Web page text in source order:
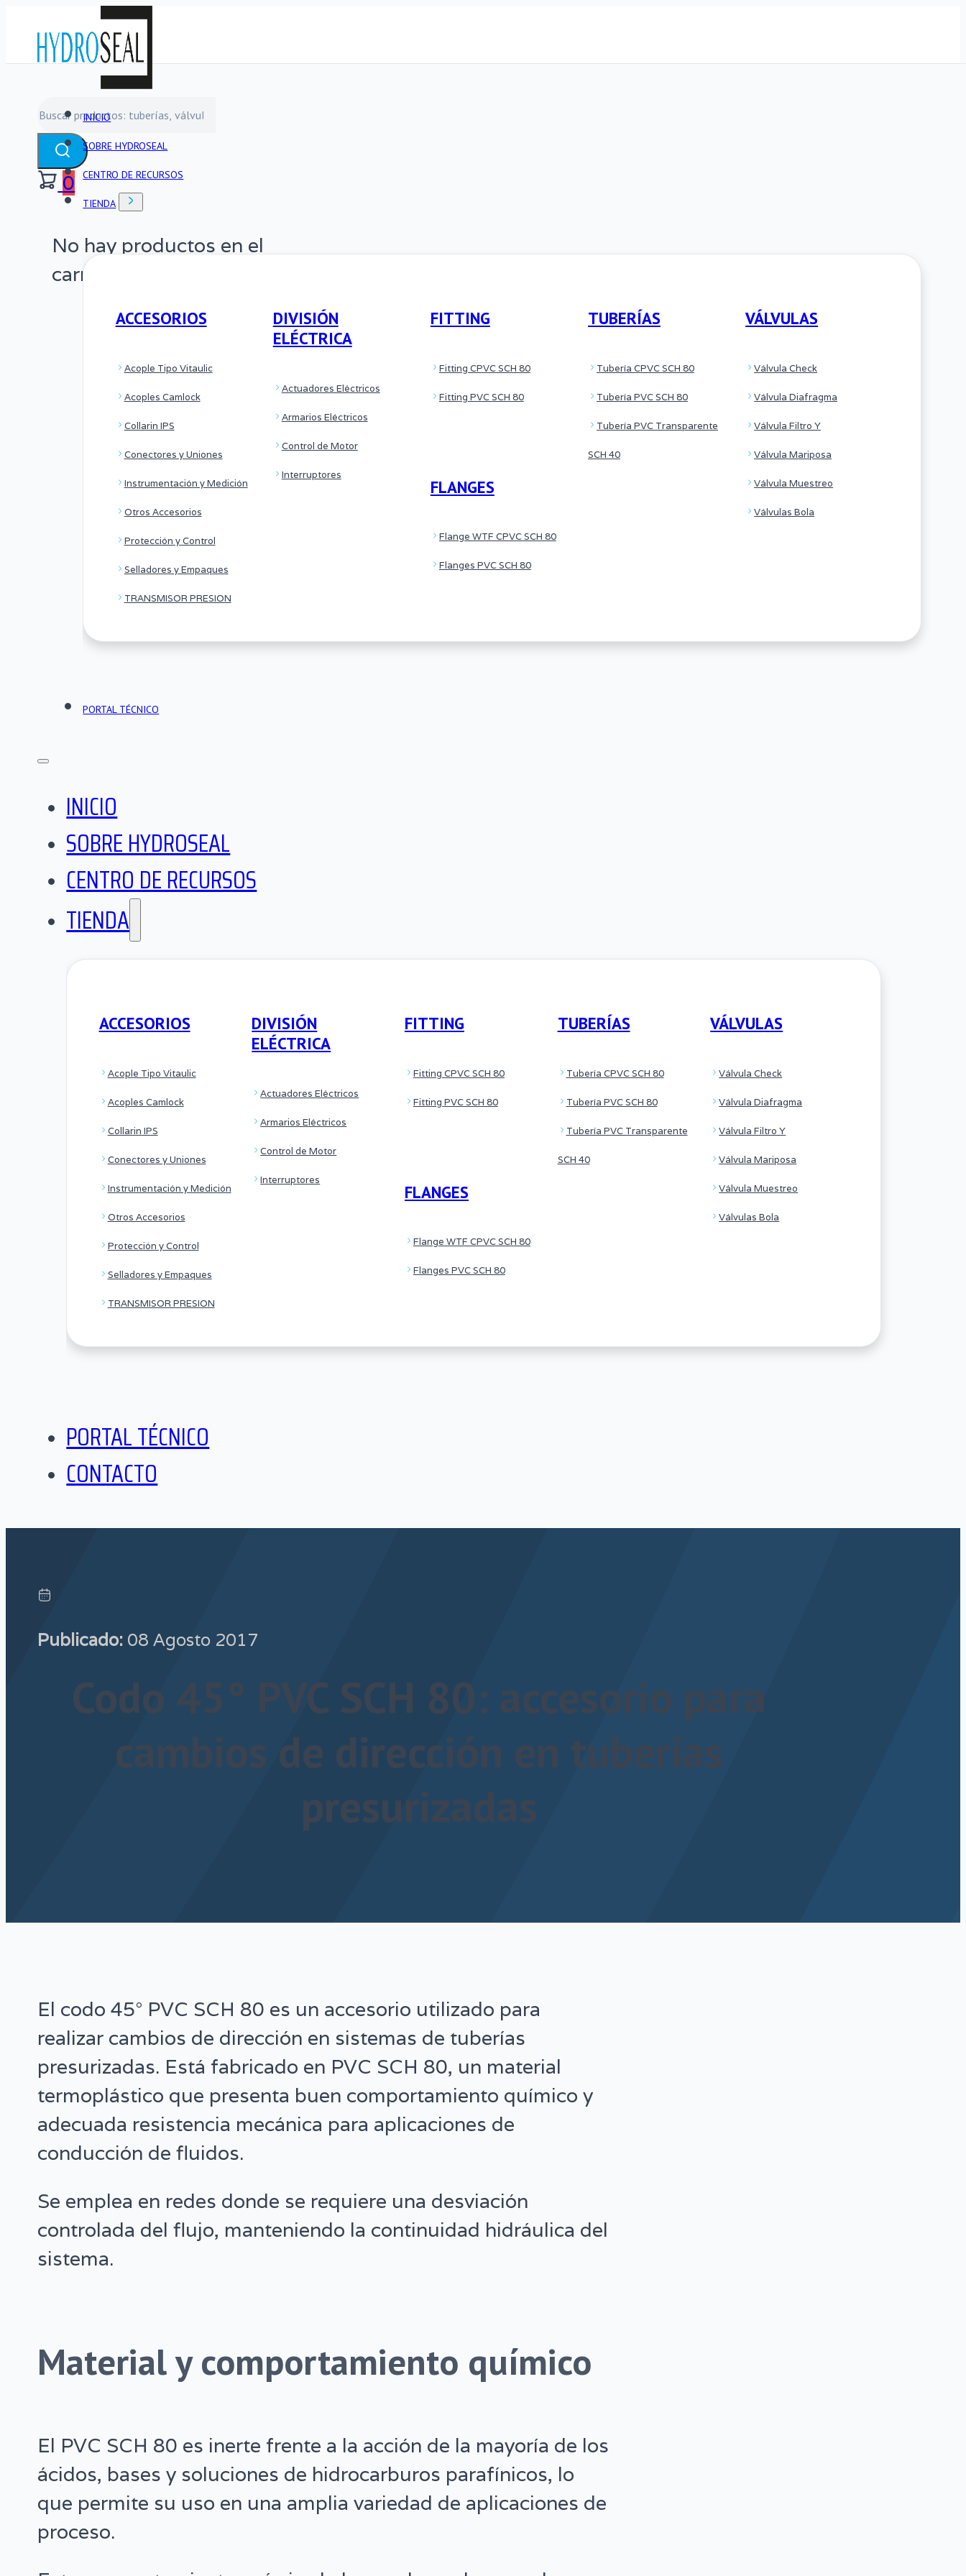
Buscar
0
No hay productos en el
carrito.
INICIO
SOBRE HYDROSEAL
CENTRO DE RECURSOS
TIENDA
ACCESORIOS
Acople Tipo Vitaulic
Acoples Camlock
Collarin IPS
Conectores y Uniones
Instrumentación y Medición
Otros Accesorios
Protección y Control
Selladores y Empaques
TRANSMISOR PRESION
DIVISIÓN
ELÉCTRICA
Actuadores Eléctricos
Armarios Eléctricos
Control de Motor
Interruptores
FITTING
Fitting CPVC SCH 80
Fitting PVC SCH 80
FLANGES
Flange WTF CPVC SCH 80
Flanges PVC SCH 80
TUBERÍAS
Tubería CPVC SCH 80
Tubería PVC SCH 80
Tubería PVC Transparente
SCH 40
VÁLVULAS
Válvula Check
Válvula Diafragma
Válvula Filtro Y
Válvula Mariposa
Válvula Muestreo
Válvulas Bola
PORTAL TÉCNICO
INICIO
SOBRE HYDROSEAL
CENTRO DE RECURSOS
TIENDA
ACCESORIOS
Acople Tipo Vitaulic
Acoples Camlock
Collarin IPS
Conectores y Uniones
Instrumentación y Medición
Otros Accesorios
Protección y Control
Selladores y Empaques
TRANSMISOR PRESION
DIVISIÓN
ELÉCTRICA
Actuadores Eléctricos
Armarios Eléctricos
Control de Motor
Interruptores
FITTING
Fitting CPVC SCH 80
Fitting PVC SCH 80
FLANGES
Flange WTF CPVC SCH 80
Flanges PVC SCH 80
TUBERÍAS
Tubería CPVC SCH 80
Tubería PVC SCH 80
Tubería PVC Transparente
SCH 40
VÁLVULAS
Válvula Check
Válvula Diafragma
Válvula Filtro Y
Válvula Mariposa
Válvula Muestreo
Válvulas Bola
PORTAL TÉCNICO
CONTACTO
Publicado: 08 Agosto 2017
Codo 45° PVC SCH 80: accesorio para
cambios de dirección en tuberías
presurizadas
El codo 45° PVC SCH 80 es un accesorio utilizado para
realizar cambios de dirección en sistemas de tuberías
presurizadas. Está fabricado en PVC SCH 80, un material
termoplástico que presenta buen comportamiento químico y
adecuada resistencia mecánica para aplicaciones de
conducción de fluidos.
Se emplea en redes donde se requiere una desviación
controlada del flujo, manteniendo la continuidad hidráulica del
sistema.
Material y comportamiento químico
El PVC SCH 80 es inerte frente a la acción de la mayoría de los
ácidos, bases y soluciones de hidrocarburos parafínicos, lo
que permite su uso en una amplia variedad de aplicaciones de
proceso.